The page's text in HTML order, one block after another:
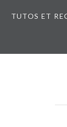
TUTOS ET